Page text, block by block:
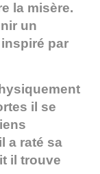
la misère.
un
par
il se
a raté sa
il trouve